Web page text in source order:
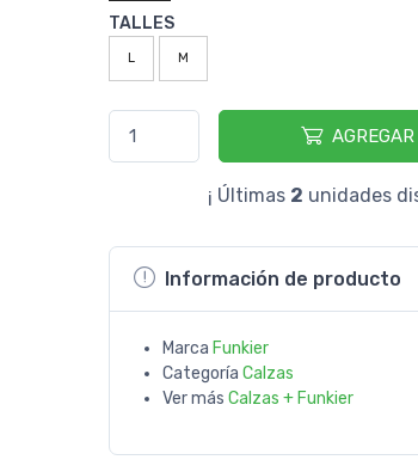
TALLES
L M
¡ Últimas 2 unidades
Información de producto
Marca Funkier
Categoría Calzas
Ver más Calzas + Funkier